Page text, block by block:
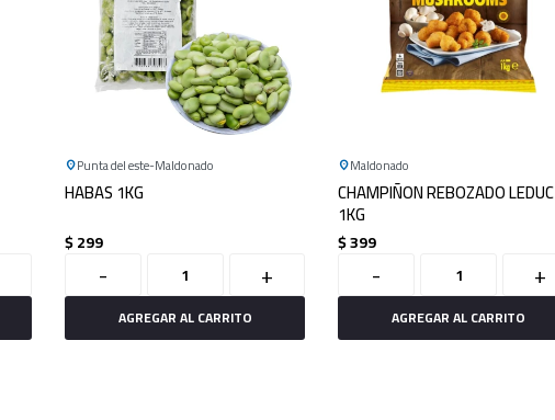
Punta del este Maldonado
HABAS 1KG
$299
- +
Maldonado
CHAMPIÑON REBOZADO LEDUC
1KG
$399
- +